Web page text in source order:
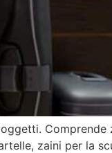
Comprende
zaini per la